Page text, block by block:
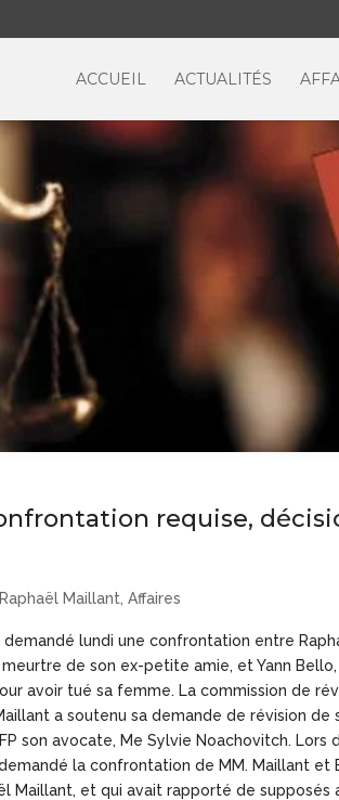
ACCUEIL ACTUALITÉS
requise,
Maillant ,Affaires
lundi une confrontation entre
de son ex-petite amie, et Yann Bello,
avoir tué sa femme. La commission de
a soutenu sa demande de révision de
son avocate, Me Sylvie Noachovitch. Lors
la confrontation de MM. Maillant et
Maillant, et qui avait rapporté de supposés